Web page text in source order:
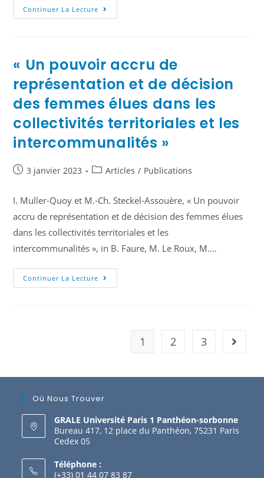
Continuer La Lecture
« Un pouvoir accru de
représentation et de décision
des femmes élues dans les
collectivités territoriales et les
intercommunalités »
3 janvier 2023 Articles / Publications
I. Muller-Quoy et M.-Ch. Steckel-Assouère, « Un pouvoir
accru de représentation et de décision des femmes élues
dans les collectivités territoriales et les
intercommunalités », in B. Faure, M. Le Roux, M.…
Continuer La Lecture
1 2 3
Où Nous Trouver
GRALE Université Paris 1 Panthéon-sorbonne
Bureau 417, 12 place du Panthéon, 75231 Paris
Cedex 05
Téléphone :
(+33) 01 44 07 83 87